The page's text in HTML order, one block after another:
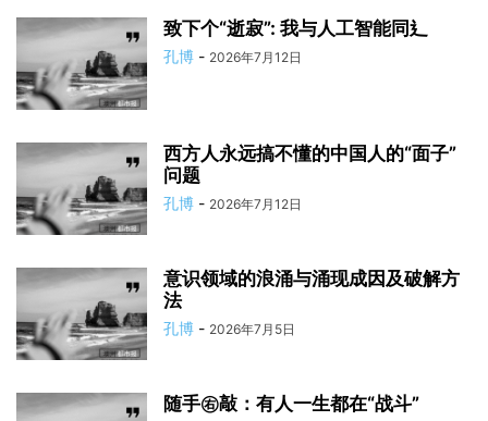
致下个“逝寂”: 我与人工智能同⻎
孔博 - 2026年7月12日
西方人永远搞不懂的中国人的“面子”
问题
孔博 - 2026年7月12日
意识领域的浪涌与涌现成因及破解方
法
孔博 - 2026年7月5日
随手㊨敲：有人一生都在“战斗”